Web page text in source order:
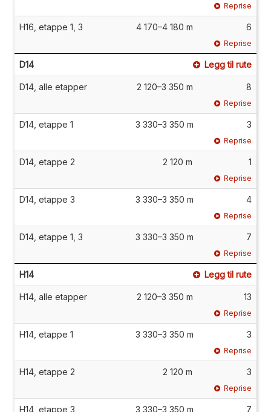
Reprise
H16, etappe 1, 3 4 170–4 180 m 6
Reprise
D14 Legg til rute
D14, alle etapper 2 120–3 350 m 8
Reprise
D14, etappe 1 3 330–3 350 m 3
Reprise
D14, etappe 2 2 120 m 1
Reprise
D14, etappe 3 3 330–3 350 m 4
Reprise
D14, etappe 1, 3 3 330–3 350 m 7
Reprise
H14 Legg til rute
H14, alle etapper 2 120–3 350 m 13
Reprise
H14, etappe 1 3 330–3 350 m 3
Reprise
H14, etappe 2 2 120 m 3
Reprise
H14, etappe 3 3 330–3 350 m 7